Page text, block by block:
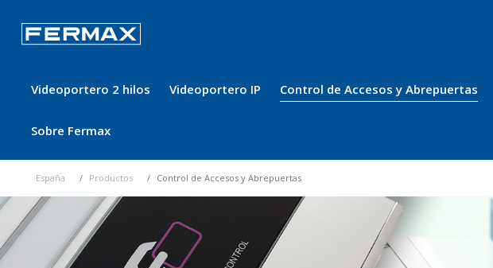
Videoportero 2 hilos Videoportero IP Control de Accesos y Abrepuertas
Sobre Fermax
España Productos Control de Accesos y Abrepuertas